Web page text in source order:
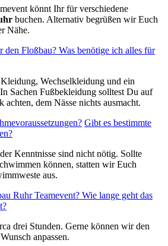
könnt Ihr für verschiedene
buchen. Alternativ begrüßen wir Euch
Nähe.
den Floßbau? Was benötige ich alles für
Wechselkleidung und ein
Sachen Fußbekleidung solltest Du auf
achten, dem Nässe nichts ausmacht.
Gibt es bestimmte
Kenntnisse sind nicht nötig. Sollte
können, statten wir Euch
aus.
Ruhr Teamevent? Wie lange geht das
drei Stunden. Gerne können wir den
anpassen.